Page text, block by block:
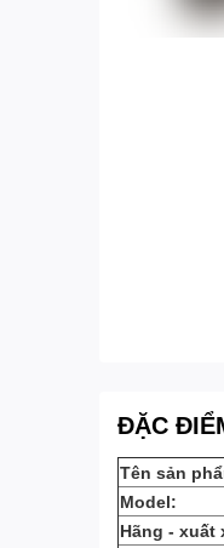
ĐẶC
Tên sản
Model:
Hãng - xuất